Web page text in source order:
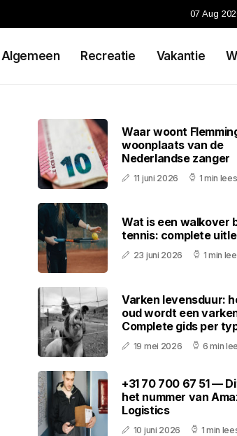
07 Aug
Algemeen Recreatie Vakantie
Waar woont
woonplaats van de
Nederlandse zanger
11 juni 2026 1 min
Wat is een walkover
tennis: complete
23 juni 2026 1 min
Varken levensduur:
oud wordt een
Complete gids per
19 mei 2026 6 min
+31 70 700 67 51 —
het nummer van
Logistics
10 juni 2026 1 min